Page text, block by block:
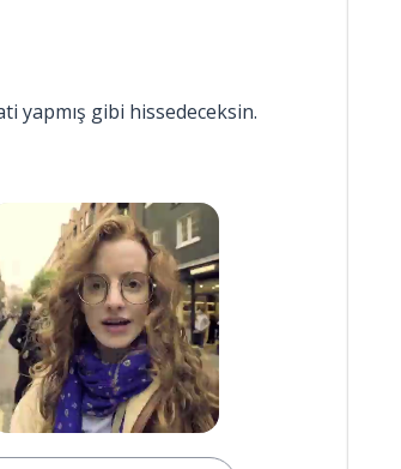
yapmış gibi hissedeceksin.